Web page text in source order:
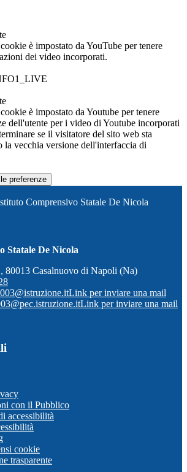
è impostato da YouTube per tenere
dei video incorporati.
è impostato da Youtube per tenere
dell'utente per i video di Youtube incorporati
se il visitatore del sito web sta
la vecchia versione dell'interfaccia di
preferenze
Comprensivo Statale De Nicola
Statale De Nicola
80013 Casalnuovo di Napoli (Na)
Link per inviare una mail
Link per inviare una mail
con il Pubblico
accessibilità
cookie
trasparente